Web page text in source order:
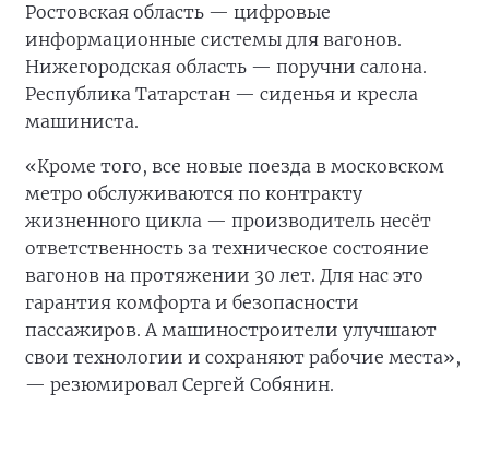
Ростовская область — цифровые
информационные системы для вагонов.
Нижегородская область — поручни салона.
Республика Татарстан — сиденья и кресла
машиниста.
«Кроме того, все новые поезда в московском
метро обслуживаются по контракту
жизненного цикла — производитель несёт
ответственность за техническое состояние
вагонов на протяжении 30 лет. Для нас это
гарантия комфорта и безопасности
пассажиров. А машиностроители улучшают
свои технологии и сохраняют рабочие места»,
— резюмировал Сергей Собянин.